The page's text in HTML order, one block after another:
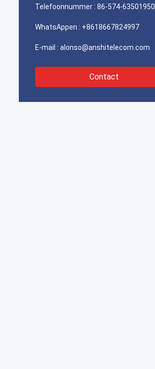
Telefoonnummer : 86-574-63501950
WhatsAppen : +8618667824997
E-mail : alonso@anshitelecom.com
Contact